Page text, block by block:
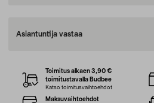
Asiantuntija vastaa
Toimitus alkaen 3,90 €
toimitustavalla Budbee
Katso toimitusvaihtoehdot
Maksuvaihtoehdot